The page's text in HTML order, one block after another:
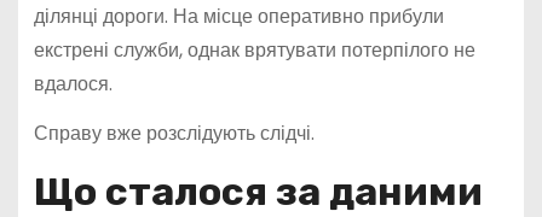
ділянці дороги. На місце оперативно прибули
екстрені служби, однак врятувати потерпілого не
вдалося.
Справу вже розслідують слідчі.
Що сталося за даними